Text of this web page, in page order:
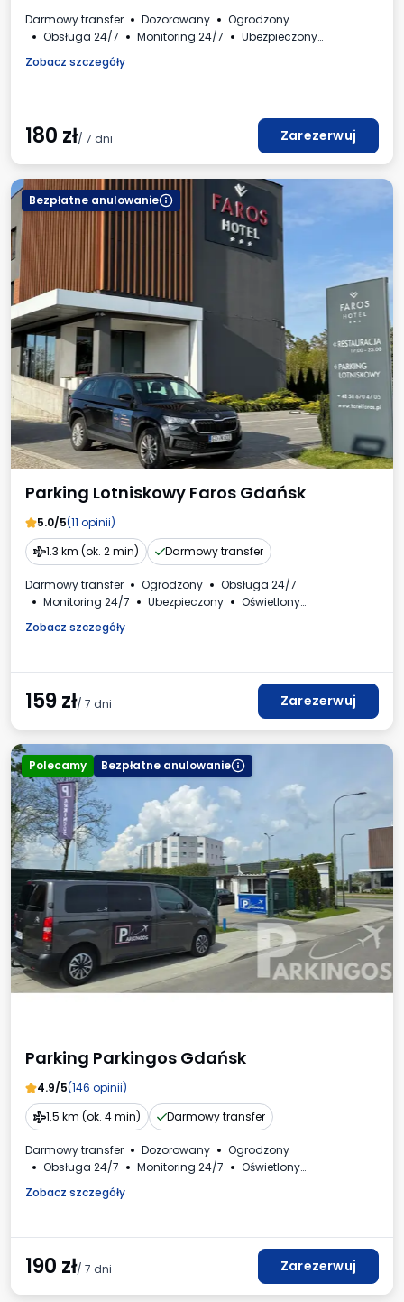
Darmowy transfer Dozorowany
Ogrodzony
Obsługa 24/7
Monitoring 24/7
Ubezpieczony
Dostępne napoje
Zobacz szczegóły
180 zł/ 7 dni Zarezerwuj
Bezpłatne anulowanie
Parking Lotniskowy Faros Gdańsk
5.0/5(11 opinii)
1.3 km (ok. 2 min)
Darmowy transfer
Darmowy transfer Ogrodzony
Obsługa 24/7
Monitoring 24/7
Ubezpieczony
Oświetlony
Stacja ładowania
Zobacz szczegóły
159zł/ 7 dni Zarezerwuj
Polecamy Bezpłatne anulowanie
Parking Parkingos Gdańsk
4.9/5(146 opinii)
1.5 km (ok. 4 min)
Darmowy transfer
Darmowy transfer Dozorowany
Ogrodzony
Obsługa 24/7
Monitoring 24/7
Oświetlony
Samochody osobowe
Zobacz szczegóły
190 zł/ 7 dni Zarezerwuj